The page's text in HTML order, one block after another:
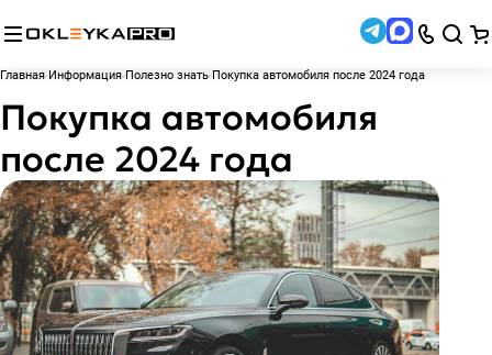
Главная Информация Полезно знать Покупка автомобиля после 2024 года
Покупка автомобиля
после 2024 года